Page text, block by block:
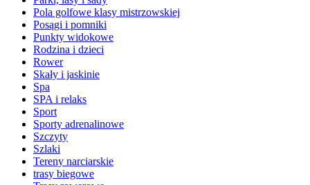
Pola golfowe klasy mistrzowskiej
Posągi i pomniki
Punkty widokowe
Rodzina i dzieci
Rower
Skały i jaskinie
Spa
SPA i relaks
Sport
Sporty adrenalinowe
Szczyty
Szlaki
Tereny narciarskie
trasy biegowe